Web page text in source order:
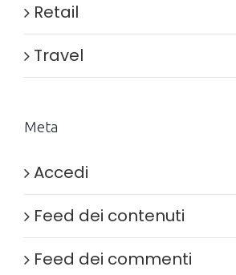
Retail
Travel
Meta
Accedi
Feed dei contenuti
Feed dei commenti